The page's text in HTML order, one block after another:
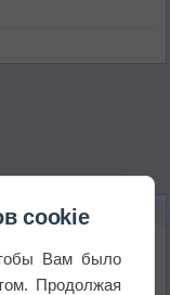
cookie
Вам было
Продолжая